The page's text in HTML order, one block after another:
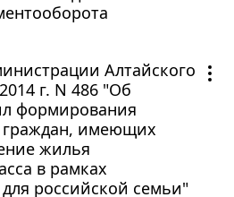
Алтайского
г. N 486 "Об
формирования
граждан, имеющих
жилья
в рамках
российской семьи"